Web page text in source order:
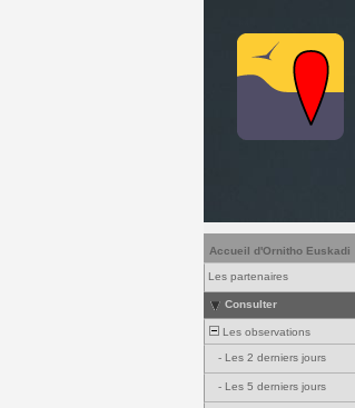
Accueil d'Ornitho Euskadi
Les partenaires
Consulter
Les observations
- Les 2 derniers jours
- Les 5 derniers jours